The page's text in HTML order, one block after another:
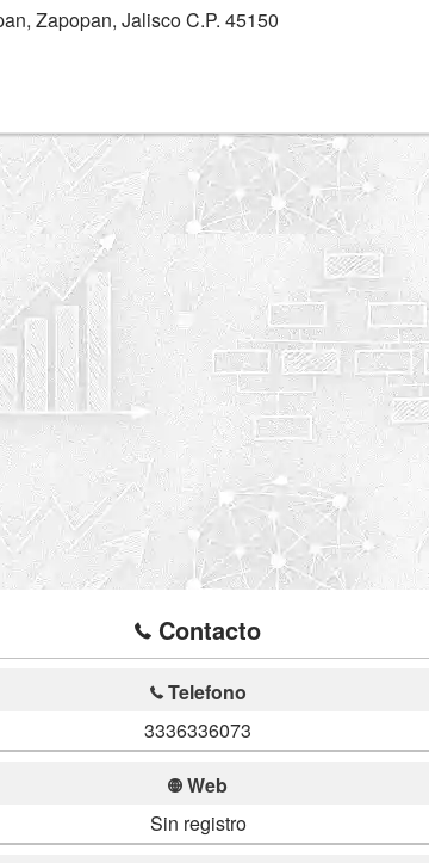
Zapopan, Jalisco C.P. 45150
Contacto
Telefono
3336336073
Web
Sin registro